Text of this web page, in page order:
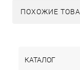
ПОХОЖИЕ
КАТАЛОГ